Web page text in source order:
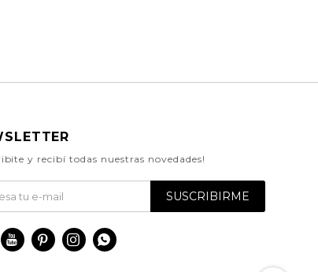
y recibí todas nuestras novedades!
SUSCRIBIRME
   